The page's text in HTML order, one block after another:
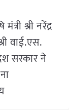
श्री नरेंद्र
वाई.एस.
सरकार ने